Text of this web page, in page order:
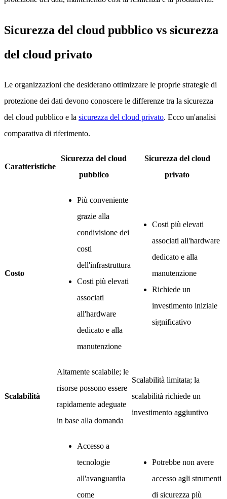
Sicurezza del cloud pubblico vs sicurezza
del cloud privato
Le organizzazioni che desiderano ottimizzare le proprie strategie di
protezione dei dati devono conoscere le differenze tra la sicurezza
del cloud pubblico e la sicurezza del cloud privato. Ecco un'analisi
comparativa di riferimento.
Caratteristiche
Sicurezza del cloud
pubblico
Sicurezza del cloud
privato
Costo
Più conveniente
grazie alla
condivisione dei
costi
dell'infrastruttura
Costi più elevati
associati
all'hardware
dedicato e alla
manutenzione
Costi più elevati
associati all'hardware
dedicato e alla
manutenzione
Richiede un
investimento iniziale
significativo
Scalabilità
Altamente scalabile; le
risorse possono essere
rapidamente adeguate
in base alla domanda
Scalabilità limitata; la
scalabilità richiede un
investimento aggiuntivo
Accesso a
tecnologie
all'avanguardia
come
Potrebbe non avere
accesso agli strumenti
di sicurezza più